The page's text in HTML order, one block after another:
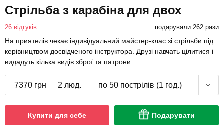
Стрільба з карабіна для двох
26 відгуків подарували 262 рази
На приятелів чекає індивідуальний майстер-клас зі стрільби під
керівництвом досвідченого інструктора. Друзі навчать цілитися і
видадуть кілька видів зброї та патрони.
7370 грн 2 люд. по 50 пострілів (1 год.)
Купити для себе Подарувати